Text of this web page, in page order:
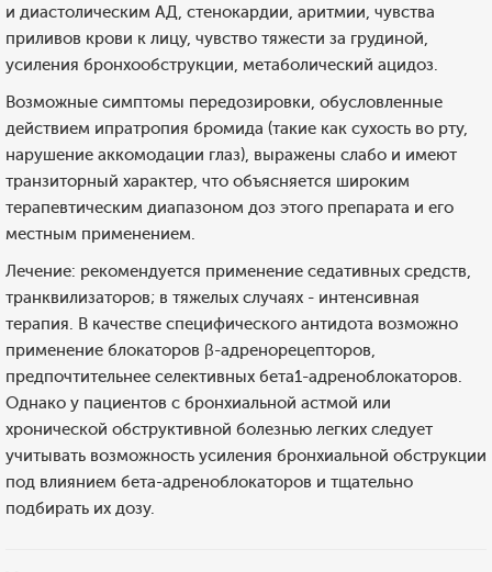
и диастолическим АД, стенокардии, аритмии, чувства
приливов крови к лицу, чувство тяжести за грудиной,
усиления бронхообструкции, метаболический ацидоз.
Возможные симптомы передозировки, обусловленные
действием ипратропия бромида (такие как сухость во рту,
нарушение аккомодации глаз), выражены слабо и имеют
транзиторный характер, что объясняется широким
терапевтическим диапазоном доз этого препарата и его
местным применением.
Лечение: рекомендуется применение седативных средств,
транквилизаторов; в тяжелых случаях - интенсивная
терапия. В качестве специфического антидота возможно
применение блокаторов β-адренорецепторов,
предпочтительнее селективных бета1-адреноблокаторов.
Однако у пациентов с бронхиальной астмой или
хронической обструктивной болезнью легких следует
учитывать возможность усиления бронхиальной обструкции
под влиянием бета-адреноблокаторов и тщательно
подбирать их дозу.